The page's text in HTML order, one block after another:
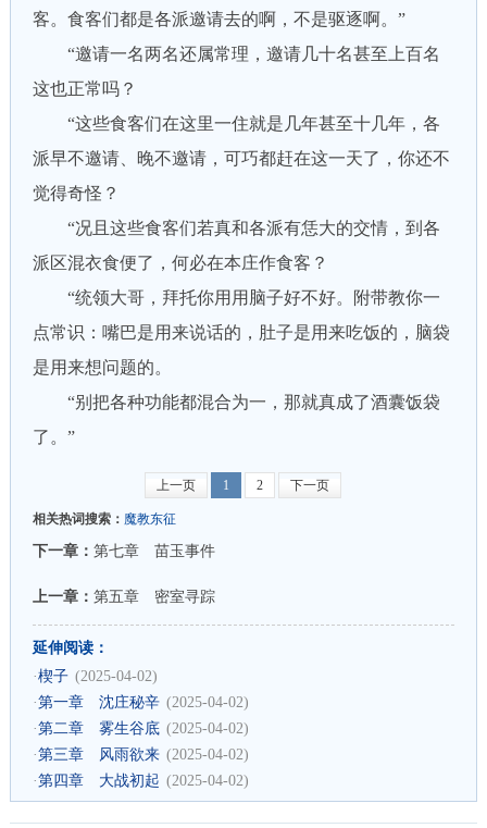
客。食客们都是各派邀请去的啊，不是驱逐啊。”
“邀请一名两名还属常理，邀请几十名甚至上百名
这也正常吗？
“这些食客们在这里一住就是几年甚至十几年，各
派早不邀请、晚不邀请，可巧都赶在这一天了，你还不
觉得奇怪？
“况且这些食客们若真和各派有恁大的交情，到各
派区混衣食便了，何必在本庄作食客？
“统领大哥，拜托你用用脑子好不好。附带教你一
点常识：嘴巴是用来说话的，肚子是用来吃饭的，脑袋
是用来想问题的。
“别把各种功能都混合为一，那就真成了酒囊饭袋
了。”
上一页 1 2 下一页
相关热词搜索： 魔教东征
下一章： 第七章 苗玉事件
上一章： 第五章 密室寻踪
延伸阅读：
·楔子 (2025-04-02)
·第一章 沈庄秘辛 (2025-04-02)
·第二章 雾生谷底 (2025-04-02)
·第三章 风雨欲来 (2025-04-02)
·第四章 大战初起 (2025-04-02)